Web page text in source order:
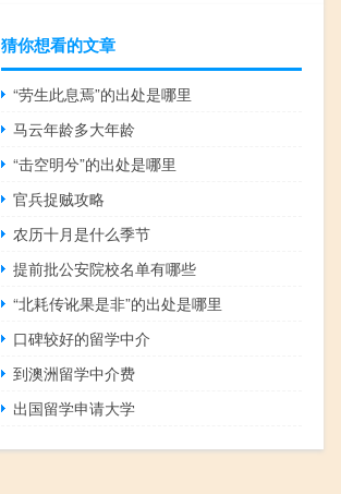
猜你想看的文章
“劳生此息焉”的出处是哪里
马云年龄多大年龄
“击空明兮”的出处是哪里
官兵捉贼攻略
农历十月是什么季节
提前批公安院校名单有哪些
“北耗传讹果是非”的出处是哪里
口碑较好的留学中介
到澳洲留学中介费
出国留学申请大学